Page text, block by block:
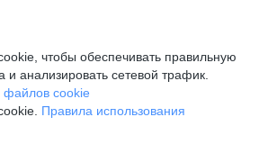
чтобы обеспечивать правильную
и анализировать сетевой трафик.
файлов cookie
Правила использования